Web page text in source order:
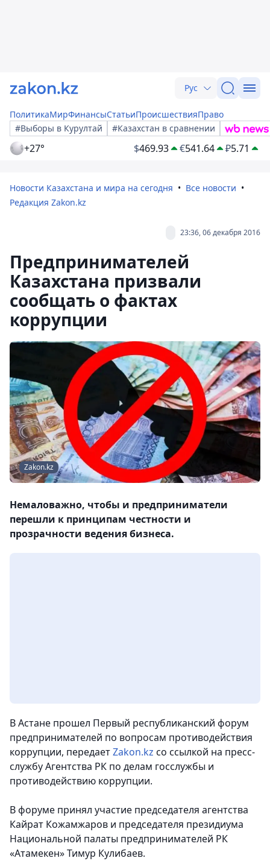
Рус
ПолитикаМирФинансыСтатьиПроисшествияПраво
#Выборы в Курултай
#Казахстан в сравнении
+27° $469.93 €541.64 ₽5.71
Новости Казахстана и мира на сегодня
Все новости
Редакция Zakon.kz
23:36, 06 декабря 2016
Предпринимателей
Казахстана призвали
сообщать о фактах
коррупции
Zakon.kz
Немаловажно, чтобы и предприниматели
перешли к принципам честности и
прозрачности ведения бизнеса.
В Астане прошел Первый республиканский форум
предпринимателей по вопросам противодействия
коррупции, передаетZakon.kz со ссылкой на пресс-
службу Агентства РК по делам госслужбы и
противодействию коррупции.
В форуме принял участие председателя агентства
Кайрат Кожамжаров и председателя президиума
Национальной палаты предпринимателей РК
«Атамекен» Тимур Кулибаев.